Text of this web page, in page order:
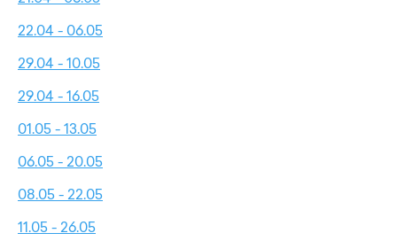
22.04 - 06.05
29.04 - 10.05
29.04 - 16.05
01.05 - 13.05
06.05 - 20.05
08.05 - 22.05
11.05 - 26.05